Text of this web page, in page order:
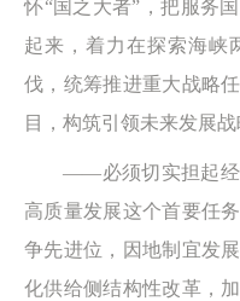
怀“国之大者”，把服务
起来，着力在探索海峡
伐，统筹推进重大战略
目，构筑引领未来发展战
——必须切实担起经
高质量发展这个首要任
争先进位，因地制宜发
化供给侧结构性改革，